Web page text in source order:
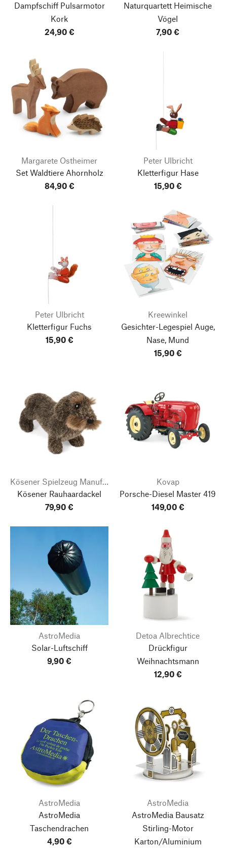
Dampfschiff Pulsarmotor
Kork
24,90 €
Naturquartett Heimische
Vögel
7,90 €
Margarete Ostheimer
Set Waldtiere Ahornholz
84,90 €
Peter Ulbricht
Kletterfigur Hase
15,90 €
Peter Ulbricht
Kletterfigur Fuchs
15,90 €
Kreewinkel
Gesichter-Legespiel Auge,
Nase, Mund
15,90 €
Kösener Spielzeug Manufaktur
Kösener Rauhaardackel
79,90 €
Kovap
Porsche-Diesel Master 419
149,00 €
AstroMedia
Solar-Luftschiff
9,90 €
Detoa Albrechtice
Drückfigur
Weihnachtsmann
12,90 €
AstroMedia
AstroMedia
Taschendrachen
4,90 €
AstroMedia
AstroMedia Bausatz
Stirling-Motor
Karton/Aluminium